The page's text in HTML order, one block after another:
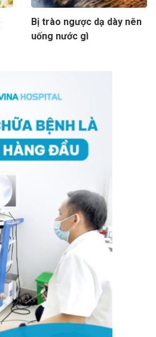
Bị trào ngược dạ dày nên
uống nước gì